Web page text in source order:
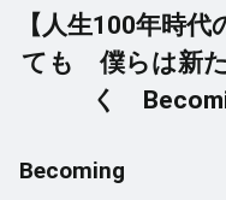
【人生100年時
ても 僕らは新
く
Becoming